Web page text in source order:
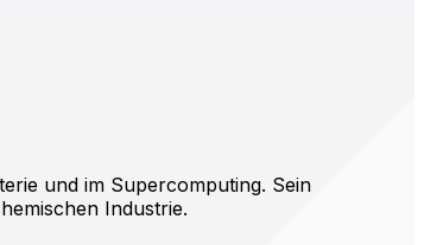
und im Supercomputing. Sein
Industrie.